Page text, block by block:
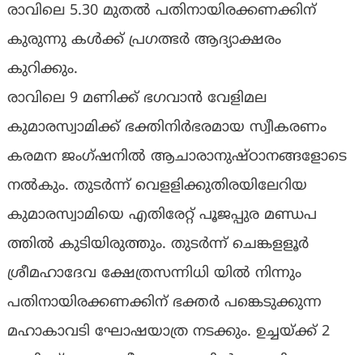
രാവിലെ 5.30 മുതൽ പതിനായിരക്കണക്കിന്
കുരുന്നു കൾക്ക് പ്രഗത്ഭർ ആദ്യാക്ഷരം
കുറിക്കും.
രാവിലെ 9 മണിക്ക് ഭഗവാൻ വേളിമല
കുമാരസ്വാമിക്ക് ഭക്തിനിർഭരമായ സ്വീകരണം
കരമന ജംഗ്ഷനിൽ ആചാരാനുഷ്‌ഠാനങ്ങളോടെ
നൽകും. തുടർന്ന് വെളളിക്കുതിരയിലേറിയ
കുമാരസ്വാമിയെ എതിരേറ്റ് പൂജപ്പുര മണ്ഡപ
ത്തിൽ കുടിയിരുത്തും. തുടർന്ന് ചെങ്കളളൂർ
ശ്രീമഹാദേവ ക്ഷേത്രസന്നിധി യിൽ നിന്നും
പതിനായിരക്കണക്കിന് ഭക്തർ പങ്കെടുക്കുന്ന
മഹാകാവടി ഘോഷയാത്ര നടക്കും. ഉച്ചയ്ക്ക് 2